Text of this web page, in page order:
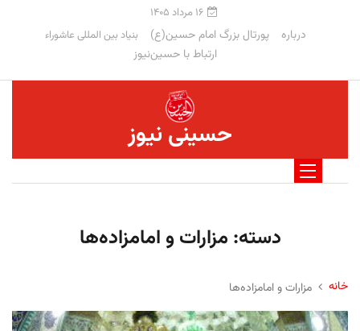
۱۶ مرداد ۱۴۰۵
درباره پورتال بزرگ امام حسین(ع) بنیاد بین المللی عاشوراء
ارتباط با حسین‌نیوز
حسینی نیوز
دسته: مزارات و امامزاده‌‏ها
خانه مزارات و امامزاده‌‏ها